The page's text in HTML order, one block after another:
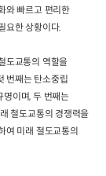
와 빠르고 편리한
요한 상황이다.
도교통의 역할을
번째는 탄소중립
명이며, 두 번째는
철도교통의 경쟁력을
여 미래 철도교통의